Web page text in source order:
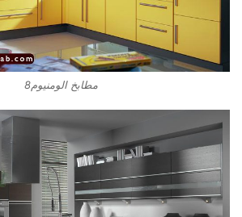
مطابخ الومنيوم8